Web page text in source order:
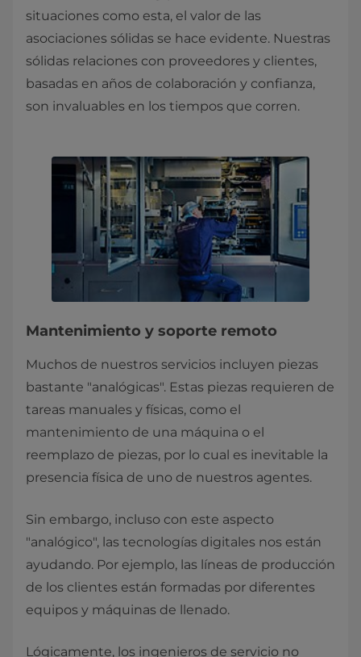
situaciones como esta, el valor de las
asociaciones sólidas se hace evidente. Nuestras
sólidas relaciones con proveedores y clientes,
basadas en años de colaboración y confianza,
son invaluables en los tiempos que corren.
Mantenimiento y soporte remoto
Muchos de nuestros servicios incluyen piezas
bastante "analógicas". Estas piezas requieren de
tareas manuales y físicas, como el
mantenimiento de una máquina o el
reemplazo de piezas, por lo cual es inevitable la
presencia física de uno de nuestros agentes.
Sin embargo, incluso con este aspecto
"analógico", las tecnologías digitales nos están
ayudando. Por ejemplo, las líneas de producción
de los clientes están formadas por diferentes
equipos y máquinas de llenado.
Lógicamente, los ingenieros de servicio no